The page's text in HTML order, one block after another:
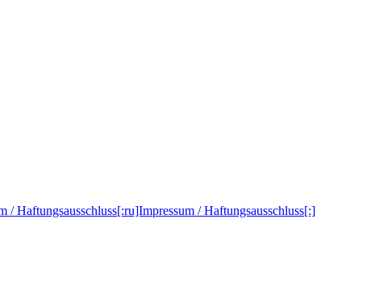
/ Haftungsausschluss[:ru]Impressum / Haftungsausschluss[:]